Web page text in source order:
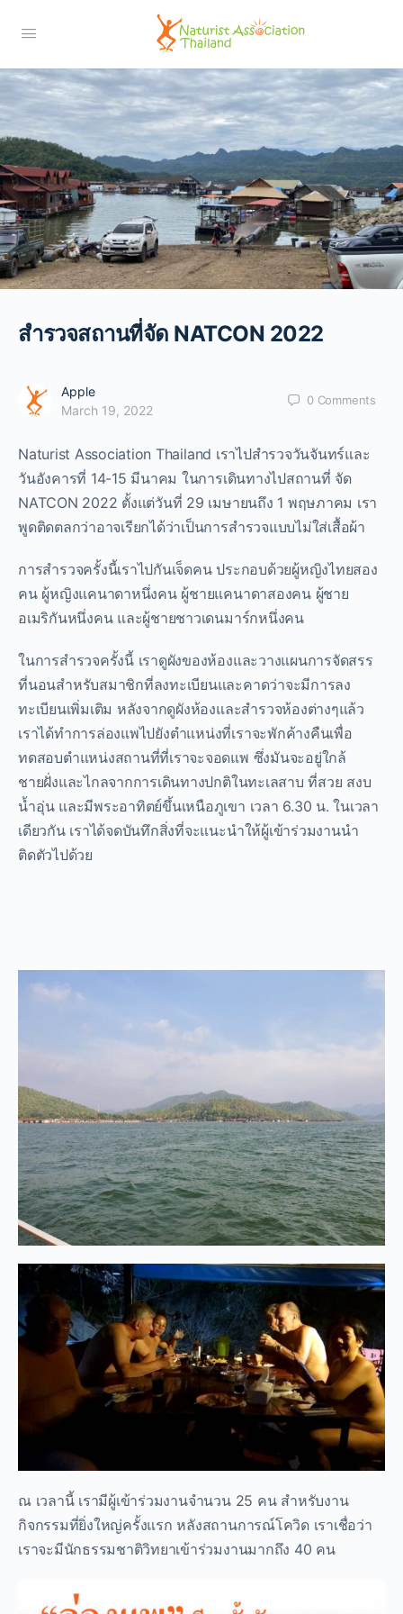
สำรวจสถานที่จัด NATCON 2022
Apple
March 19, 2022
0 Comments
Naturist Association Thailand เราไปสำรวจวันจันทร์และ
วันอังคารที่ 14-15 มีนาคม ในการเดินทางไปสถานที่ จัด
NATCON 2022 ตั้งแต่วันที่ 29 เมษายนถึง 1 พฤษภาคม เรา
พูดติดตลกว่าอาจเรียกได้ว่าเป็นการสำรวจแบบไม่ใส่เสื้อผ้า
การสำรวจครั้งนี้เราไปกันเจ็ดคน ประกอบด้วยผู้หญิงไทยสอง
คน ผู้หญิงแคนาดาหนึ่งคน ผู้ชายแคนาดาสองคน ผู้ชาย
อเมริกันหนึ่งคน และผู้ชายชาวเดนมาร์กหนึ่งคน
ในการสำรวจครั้งนี้ เราดูผังของห้องและวางแผนการจัดสรร
ที่นอนสำหรับสมาชิกที่ลงทะเบียนและคาดว่าจะมีการลง
ทะเบียนเพิ่มเติม หลังจากดูผังห้องและสำรวจห้องต่างๆแล้ว
เราได้ทำการล่องแพไปยังตำแหน่งที่เราจะพักค้างคืนเพื่อ
ทดสอบตำแหน่งสถานที่ที่เราจะจอดแพ ซึ่งมันจะอยู่ใกล้
ชายฝั่งและไกลจากการเดินทางปกติในทะเลสาบ ที่สวย สงบ
น้ำอุ่น และมีพระอาทิตย์ขึ้นเหนือภูเขา เวลา 6.30 น. ในเวลา
เดียวกัน เราได้จดบันทึกสิ่งที่จะแนะนำให้ผู้เข้าร่วมงานนำ
ติดตัวไปด้วย
ณ เวลานี้ เรามีผู้เข้าร่วมงานจำนวน 25 คน สำหรับงาน
กิจกรรมที่ยิ่งใหญ่ครั้งแรก หลังสถานการณ์โควิด เราเชื่อว่า
เราจะมีนักธรรมชาติวิทยาเข้าร่วมงานมากถึง 40 คน